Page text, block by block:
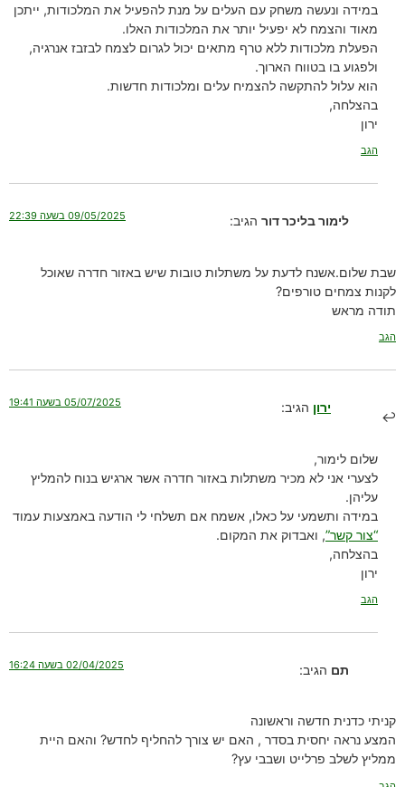
במידה ונעשה משחק עם העלים על מנת להפעיל את המלכודות, ייתכן
מאוד והצמח לא יפעיל יותר את המלכודות האלו.
הפעלת מלכודות ללא טרף מתאים יכול לגרום לצמח לבזבז אנרגיה,
ולפגוע בו בטווח הארוך.
הוא עלול להתקשה להצמיח עלים ומלכודות חדשות.
בהצלחה,
ירון
הגב
לימור בליכר דור הגיב: 09/05/2025 בשעה 22:39
שבת שלום.אשנח לדעת על משתלות טובות שיש באזור חדרה שאוכל
לקנות צמחים טורפים?
תודה מראש
הגב
ירון הגיב: 05/07/2025 בשעה 19:41
שלום לימור,
לצערי אני לא מכיר משתלות באזור חדרה אשר ארגיש בנוח להמליץ
עליהן.
במידה ותשמעי על כאלו, אשמח אם תשלחי לי הודעה באמצעות עמוד
“צור קשר”, ואבדוק את המקום.
בהצלחה,
ירון
הגב
תם הגיב: 02/04/2025 בשעה 16:24
קניתי כדנית חדשה וראשונה
המצע נראה יחסית בסדר , האם יש צורך להחליף לחדש? והאם היית
ממליץ לשלב פרלייט ושבבי עץ?